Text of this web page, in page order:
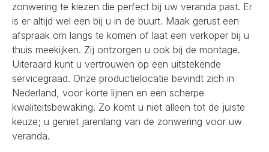
zonwering te kiezen die perfect bij uw veranda past. Er
is er altijd wel een bij u in de buurt. Maak gerust een
afspraak om langs te komen of laat een verkoper bij u
thuis meekijken. Zij ontzorgen u ook bij de montage.
Uiteraard kunt u vertrouwen op een uitstekende
servicegraad. Onze productielocatie bevindt zich in
Nederland, voor korte lijnen en een scherpe
kwaliteitsbewaking. Zo komt u niet alleen tot de juiste
keuze; u geniet jarenlang van de zonwering voor uw
veranda.